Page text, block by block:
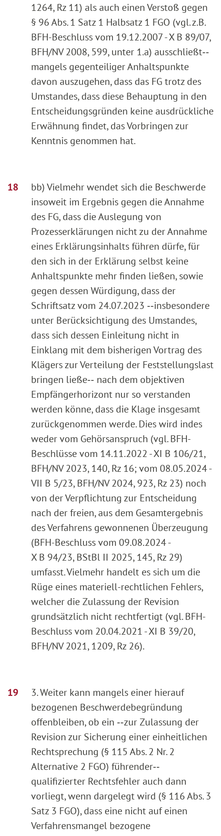
1264, Rz 11) als auch einen Verstoß gegen
§ 96 Abs. 1 Satz 1 Halbsatz 1 FGO (vgl. z.B.
BFH-Beschluss vom 19.12.2007 - X B 89/07,
BFH/NV 2008, 599, unter 1.a) ausschließt‑‑
mangels gegenteiliger Anhaltspunkte
davon auszugehen, dass das FG trotz des
Umstandes, dass diese Behauptung in den
Entscheidungsgründen keine ausdrückliche
Erwähnung findet, das Vorbringen zur
Kenntnis genommen hat.
bb) Vielmehr wendet sich die Beschwerde
insoweit im Ergebnis gegen die Annahme
des FG, dass die Auslegung von
Prozesserklärungen nicht zu der Annahme
eines Erklärungsinhalts führen dürfe, für
den sich in der Erklärung selbst keine
Anhaltspunkte mehr finden ließen, sowie
gegen dessen Würdigung, dass der
Schriftsatz vom 24.07.2023 ‑‑insbesondere
unter Berücksichtigung des Umstandes,
dass sich dessen Einleitung nicht in
Einklang mit dem bisherigen Vortrag des
Klägers zur Verteilung der Feststellungslast
bringen ließe‑‑ nach dem objektiven
Empfängerhorizont nur so verstanden
werden könne, dass die Klage insgesamt
zurückgenommen werde. Dies wird indes
weder vom Gehörsanspruch (vgl. BFH-
Beschlüsse vom 14.11.2022 - XI B 106/21,
BFH/NV 2023, 140, Rz 16; vom 08.05.2024 -
VII B 5/23, BFH/NV 2024, 923, Rz 23) noch
von der Verpflichtung zur Entscheidung
nach der freien, aus dem Gesamtergebnis
des Verfahrens gewonnenen Überzeugung
(BFH-Beschluss vom 09.08.2024 -
X B 94/23, BStBl II 2025, 145, Rz 29)
umfasst. Vielmehr handelt es sich um die
Rüge eines materiell-rechtlichen Fehlers,
welcher die Zulassung der Revision
grundsätzlich nicht rechtfertigt (vgl. BFH-
Beschluss vom 20.04.2021 - XI B 39/20,
BFH/NV 2021, 1209, Rz 26).
3. Weiter kann mangels einer hierauf
bezogenen Beschwerdebegründung
offenbleiben, ob ein ‑‑zur Zulassung der
Revision zur Sicherung einer einheitlichen
Rechtsprechung (§ 115 Abs. 2 Nr. 2
Alternative 2 FGO) führender‑‑
qualifizierter Rechtsfehler auch dann
vorliegt, wenn dargelegt wird (§ 116 Abs. 3
Satz 3 FGO), dass eine nicht auf einen
Verfahrensmangel bezogene